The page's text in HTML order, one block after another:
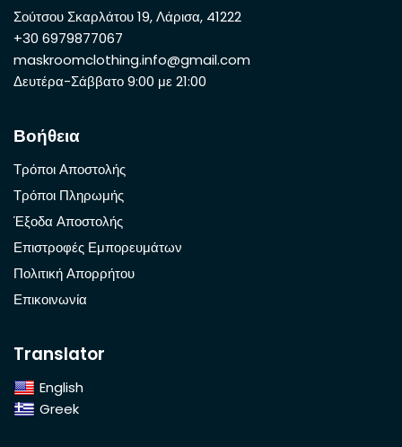
Σούτσου Σκαρλάτου 19, Λάρισα, 41222
+30 6979877067
maskroomclothing.info@gmail.com
Δευτέρα-Σάββατο 9:00 με 21:00
Βοήθεια
Τρόποι Αποστολής
Τρόποι Πληρωμής
Έξοδα Αποστολής
Επιστροφές Εμπορευμάτων
Πολιτική Απορρήτου
Επικοινωνία
Translator
English
Greek